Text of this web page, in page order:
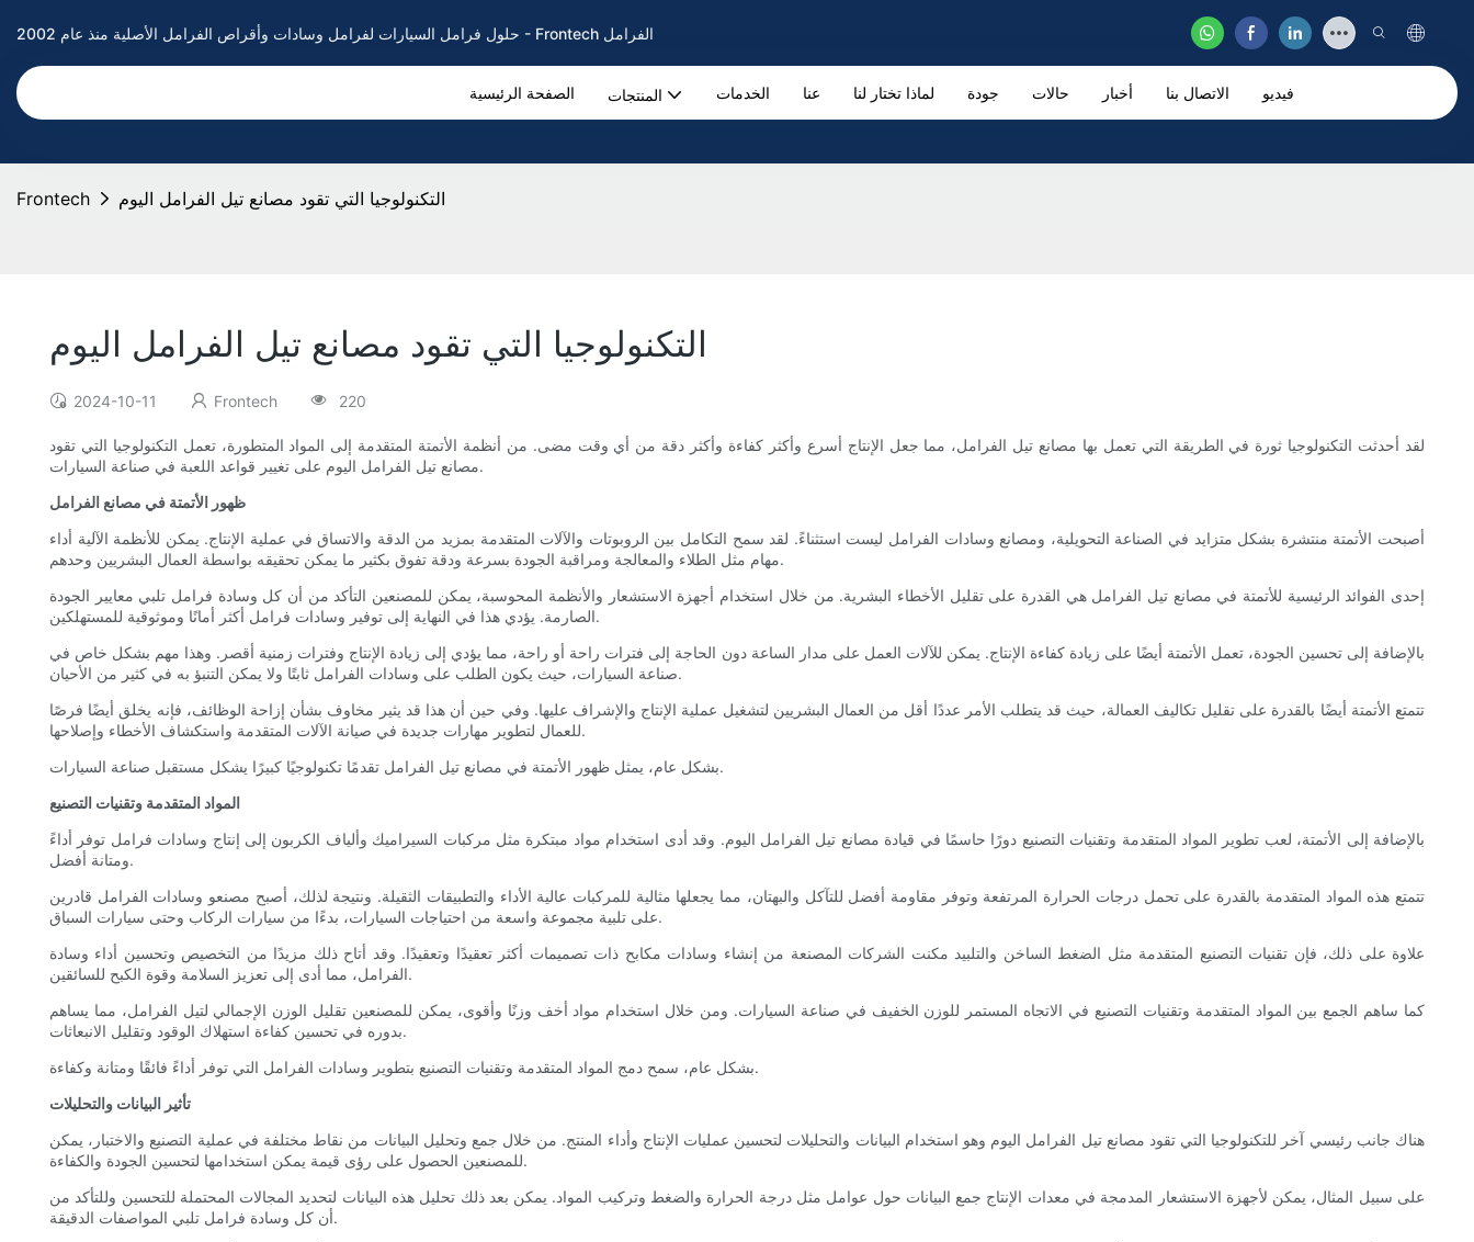
حلول فرامل السيارات لفرامل وسادات وأقراص الفرامل الأصلية منذ عام 2002 - Frontech الفرامل
الصفحة الرئيسية المنتجات الخدمات عنا لماذا تختار لنا جودة حالات أخبار الاتصال بنا فيديو
Frontech التكنولوجيا التي تقود مصانع تيل الفرامل اليوم
التكنولوجيا التي تقود مصانع تيل الفرامل اليوم
2024-10-11 Frontech 220
لقد أحدثت التكنولوجيا ثورة في الطريقة التي تعمل بها مصانع تيل الفرامل، مما جعل الإنتاج أسرع وأكثر كفاءة وأكثر دقة من أي وقت مضى. من أنظمة الأتمتة المتقدمة إلى المواد المتطورة، تعمل التكنولوجيا التي تقود
مصانع تيل الفرامل اليوم على تغيير قواعد اللعبة في صناعة السيارات.
ظهور الأتمتة في مصانع الفرامل
أصبحت الأتمتة منتشرة بشكل متزايد في الصناعة التحويلية، ومصانع وسادات الفرامل ليست استثناءً. لقد سمح التكامل بين الروبوتات والآلات المتقدمة بمزيد من الدقة والاتساق في عملية الإنتاج. يمكن للأنظمة الآلية أداء
مهام مثل الطلاء والمعالجة ومراقبة الجودة بسرعة ودقة تفوق بكثير ما يمكن تحقيقه بواسطة العمال البشريين وحدهم.
إحدى الفوائد الرئيسية للأتمتة في مصانع تيل الفرامل هي القدرة على تقليل الأخطاء البشرية. من خلال استخدام أجهزة الاستشعار والأنظمة المحوسبة، يمكن للمصنعين التأكد من أن كل وسادة فرامل تلبي معايير الجودة
الصارمة. يؤدي هذا في النهاية إلى توفير وسادات فرامل أكثر أمانًا وموثوقية للمستهلكين.
بالإضافة إلى تحسين الجودة، تعمل الأتمتة أيضًا على زيادة كفاءة الإنتاج. يمكن للآلات العمل على مدار الساعة دون الحاجة إلى فترات راحة أو راحة، مما يؤدي إلى زيادة الإنتاج وفترات زمنية أقصر. وهذا مهم بشكل خاص في
صناعة السيارات، حيث يكون الطلب على وسادات الفرامل ثابتًا ولا يمكن التنبؤ به في كثير من الأحيان.
تتمتع الأتمتة أيضًا بالقدرة على تقليل تكاليف العمالة، حيث قد يتطلب الأمر عددًا أقل من العمال البشريين لتشغيل عملية الإنتاج والإشراف عليها. وفي حين أن هذا قد يثير مخاوف بشأن إزاحة الوظائف، فإنه يخلق أيضًا فرصًا
للعمال لتطوير مهارات جديدة في صيانة الآلات المتقدمة واستكشاف الأخطاء وإصلاحها.
بشكل عام، يمثل ظهور الأتمتة في مصانع تيل الفرامل تقدمًا تكنولوجيًا كبيرًا يشكل مستقبل صناعة السيارات.
المواد المتقدمة وتقنيات التصنيع
بالإضافة إلى الأتمتة، لعب تطوير المواد المتقدمة وتقنيات التصنيع دورًا حاسمًا في قيادة مصانع تيل الفرامل اليوم. وقد أدى استخدام مواد مبتكرة مثل مركبات السيراميك وألياف الكربون إلى إنتاج وسادات فرامل توفر أداءً
ومتانة أفضل.
تتمتع هذه المواد المتقدمة بالقدرة على تحمل درجات الحرارة المرتفعة وتوفر مقاومة أفضل للتآكل والبهتان، مما يجعلها مثالية للمركبات عالية الأداء والتطبيقات الثقيلة. ونتيجة لذلك، أصبح مصنعو وسادات الفرامل قادرين
على تلبية مجموعة واسعة من احتياجات السيارات، بدءًا من سيارات الركاب وحتى سيارات السباق.
علاوة على ذلك، فإن تقنيات التصنيع المتقدمة مثل الضغط الساخن والتلبيد مكنت الشركات المصنعة من إنشاء وسادات مكابح ذات تصميمات أكثر تعقيدًا وتعقيدًا. وقد أتاح ذلك مزيدًا من التخصيص وتحسين أداء وسادة
الفرامل، مما أدى إلى تعزيز السلامة وقوة الكبح للسائقين.
كما ساهم الجمع بين المواد المتقدمة وتقنيات التصنيع في الاتجاه المستمر للوزن الخفيف في صناعة السيارات. ومن خلال استخدام مواد أخف وزنًا وأقوى، يمكن للمصنعين تقليل الوزن الإجمالي لتيل الفرامل، مما يساهم
بدوره في تحسين كفاءة استهلاك الوقود وتقليل الانبعاثات.
بشكل عام، سمح دمج المواد المتقدمة وتقنيات التصنيع بتطوير وسادات الفرامل التي توفر أداءً فائقًا ومتانة وكفاءة.
تأثير البيانات والتحليلات
هناك جانب رئيسي آخر للتكنولوجيا التي تقود مصانع تيل الفرامل اليوم وهو استخدام البيانات والتحليلات لتحسين عمليات الإنتاج وأداء المنتج. من خلال جمع وتحليل البيانات من نقاط مختلفة في عملية التصنيع والاختبار، يمكن
للمصنعين الحصول على رؤى قيمة يمكن استخدامها لتحسين الجودة والكفاءة.
على سبيل المثال، يمكن لأجهزة الاستشعار المدمجة في معدات الإنتاج جمع البيانات حول عوامل مثل درجة الحرارة والضغط وتركيب المواد. يمكن بعد ذلك تحليل هذه البيانات لتحديد المجالات المحتملة للتحسين وللتأكد من
أن كل وسادة فرامل تلبي المواصفات الدقيقة.